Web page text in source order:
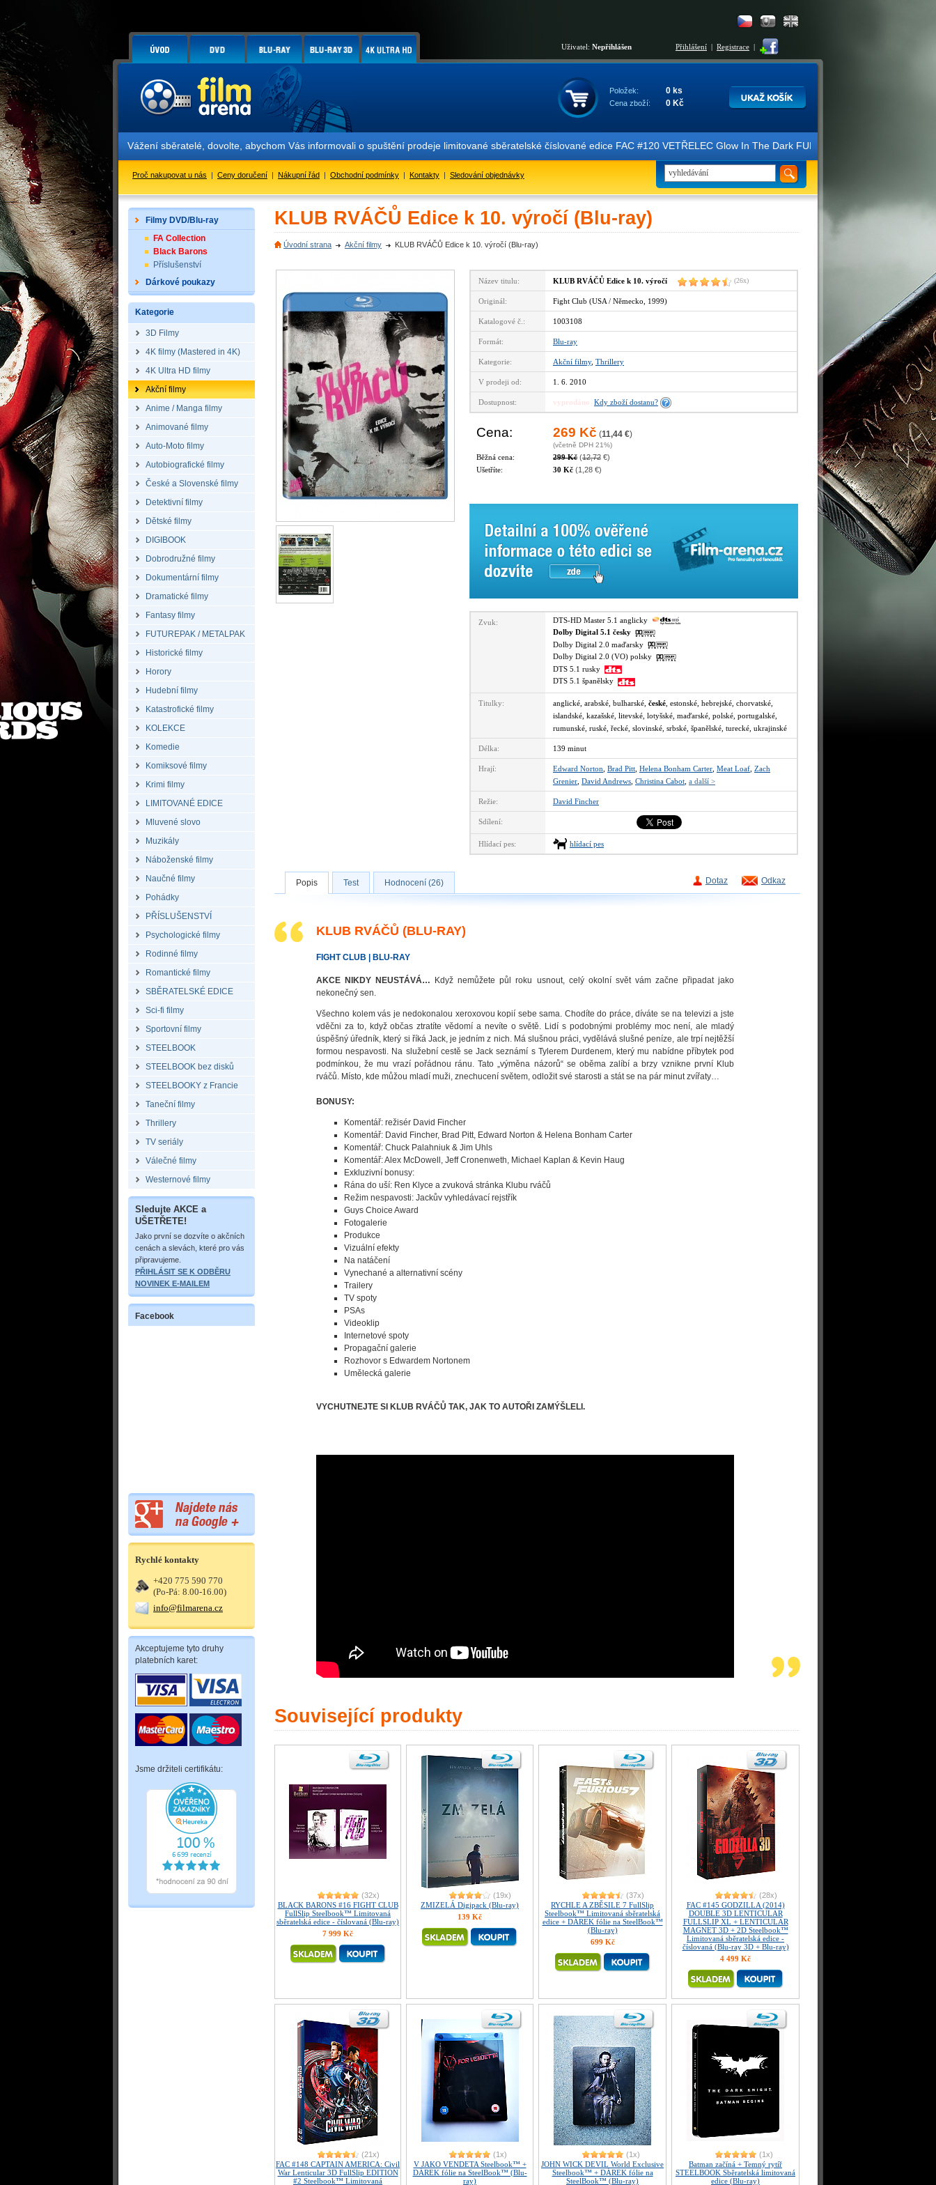
Uživatel: Nepřihlášen Přihlášení | Registrace |
Položek: 0 ks
Cena zboží: 0 Kč
Vážení sběratelé, dovolte, abychom Vás informovali o spuštění prodeje limitované sběratelské číslované edice FAC #120 VETŘELEC Glow In The Dark FULLSLIP XL EDITION #3 4K
Proč nakupovat u nás | Ceny doručení | Nákupní řád | Obchodní podmínky | Kontakty | Sledování objednávky
Filmy DVD/Blu-ray
FA Collection
Black Barons
Příslušenství
Dárkové poukazy
Kategorie
3D Filmy
4K filmy (Mastered in 4K)
4K Ultra HD filmy
Akční filmy
Anime / Manga filmy
Animované filmy
Auto-Moto filmy
Autobiografické filmy
České a Slovenské filmy
Detektivní filmy
Dětské filmy
DIGIBOOK
Dobrodružné filmy
Dokumentární filmy
Dramatické filmy
Fantasy filmy
FUTUREPAK / METALPAK
Historické filmy
Horory
Hudební filmy
Katastrofické filmy
KOLEKCE
Komedie
Komiksové filmy
Krimi filmy
LIMITOVANÉ EDICE
Mluvené slovo
Muzikály
Náboženské filmy
Naučné filmy
Pohádky
PŘÍSLUŠENSTVÍ
Psychologické filmy
Rodinné filmy
Romantické filmy
SBĚRATELSKÉ EDICE
Sci-fi filmy
Sportovní filmy
STEELBOOK
STEELBOOK bez disků
STEELBOOKY z Francie
Taneční filmy
Thrillery
TV seriály
Válečné filmy
Westernové filmy
Sledujte AKCE a
UŠETŘETE!
Jako první se dozvíte o akčních
cenách a slevách, které pro vás
připravujeme.
PŘIHLÁSIT SE K ODBĚRU
NOVINEK E-MAILEM
Facebook
Rychlé kontakty
+420 775 590 770
(Po-Pá: 8.00-16.00)
info@filmarena.cz
Akceptujeme tyto druhy
platebních karet:
Jsme držiteli certifikátu:
KLUB RVÁČŮ Edice k 10. výročí (Blu-ray)
Úvodní strana Akční filmy KLUB RVÁČŮ Edice k 10. výročí (Blu-ray)
Název titulu: KLUB RVÁČŮ Edice k 10. výročí (26x)
Originál: Fight Club (USA / Německo, 1999)
Katalogové č.: 1003108
Formát: Blu-ray
Kategorie: Akční filmy, Thrillery
V prodeji od: 1. 6. 2010
Dostupnost: vyprodáno Kdy zboží dostanu?
Cena: 269 Kč (11,44 €)
(včetně DPH 21%)
Běžná cena: 299 Kč (12,72 €)
Ušetříte:
30 Kč (1,28 €)
Zvuk:
DTS-HD Master 5.1 anglicky
Dolby Digital 5.1 česky
Dolby Digital 2.0 maďarsky
Dolby Digital 2.0 (VO) polsky
DTS 5.1 rusky
DTS 5.1 španělsky
Titulky: anglické, arabské, bulharské, české , estonské, hebrejské, chorvatské,
islandské, kazašské, litevské, lotyšské, maďarské, polské, portugalské,
rumunské, ruské, řecké, slovinské, srbské, španělské, turecké, ukrajinské
Délka: 139 minut
Hrají: Edward Norton Brad Pitt Helena Bonham Carter Meat Loaf Zach
Grenier David Andrews Christina Cabot a další >
Režie: David Fincher
Sdílení:
Hlídací pes: hlídací pes
Dotaz Odkaz
Popis Test Hodnocení (26)
KLUB RVÁČŮ (BLU-RAY)
FIGHT CLUB | BLU-RAY
AKCE NIKDY NEUSTÁVÁ… Když nemůžete půl roku usnout, celý okolní svět vám začne připadat jako
nekonečný sen.
Všechno kolem vás je nedokonalou xeroxovou kopií sebe sama. Chodíte do práce, díváte se na televizi a jste
vděčni za to, když občas ztratíte vědomí a nevíte o světě. Lidí s podobnými problémy moc není, ale mladý
úspěšný úředník, který si říká Jack, je jedním z nich. Má slušnou práci, vydělává slušné peníze, ale trpí nejtěžší
formou nespavosti. Na služební cestě se Jack seznámí s Tylerem Durdenem, který mu nabídne příbytek pod
podmínkou, že mu vrazí pořádnou ránu. Tato „výměna názorů“ se oběma zalíbí a brzy vznikne první Klub
rváčů. Místo, kde můžou mladí muži, znechucení světem, odložit své starosti a stát se na pár minut zvířaty…
BONUSY:
Komentář: režisér David Fincher
Komentář: David Fincher, Brad Pitt, Edward Norton & Helena Bonham Carter
Komentář: Chuck Palahniuk & Jim Uhls
Komentář: Alex McDowell, Jeff Cronenweth, Michael Kaplan & Kevin Haug
Exkluzivní bonusy:
Rána do uší: Ren Klyce a zvuková stránka Klubu rváčů
Režim nespavosti: Jackův vyhledávací rejstřík
Guys Choice Award
Fotogalerie
Produkce
Vizuální efekty
Na natáčení
Vynechané a alternativní scény
Trailery
TV spoty
PSAs
Videoklip
Internetové spoty
Propagační galerie
Rozhovor s Edwardem Nortonem
Umělecká galerie
VYCHUTNEJTE SI KLUB RVÁČŮ TAK, JAK TO AUTOŘI ZAMÝŠLELI.
Související produkty
(32x)
BLACK BARONS #16 FIGHT CLUB
FullSlip Steelbook™ Limitovaná
sběratelská edice - číslovaná (Blu-ray)
7 999 Kč
(19x)
ZMIZELÁ Digipack (Blu-ray)
139 Kč
(37x)
RYCHLE A ZBĚSILE 7 FullSlip
Steelbook™ Limitovaná sběratelská
edice + DÁREK fólie na SteelBook™
(Blu-ray)
699 Kč
(28x)
FAC #145 GODZILLA (2014)
DOUBLE 3D LENTICULAR
FULLSLIP XL + LENTICULAR
MAGNET 3D + 2D Steelbook™
Limitovaná sběratelská edice -
číslovaná (Blu-ray 3D + Blu-ray)
4 499 Kč
(21x)
FAC #148 CAPTAIN AMERICA: Civil
War Lenticular 3D FullSlip EDITION
#2 Steelbook™ Limitovaná
(1x)
V JAKO VENDETA Steelbook™ +
DÁREK fólie na SteelBook™ (Blu-
ray)
(1x)
JOHN WICK DEVIL World Exclusive
Steelbook™ + DÁREK fólie na
SteelBook™ (Blu-ray)
(1x)
Batman začíná + Temný rytíř
STEELBOOK Sběratelská limitovaná
edice (Blu-ray)